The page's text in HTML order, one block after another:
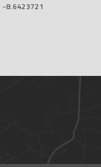
-8.6423721